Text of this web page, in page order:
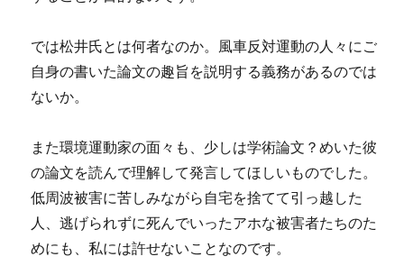
では松井氏とは何者なのか。風車反対運動の人々にご
自身の書いた論文の趣旨を説明する義務があるのでは
ないか。
また環境運動家の面々も、少しは学術論文？めいた彼
の論文を読んで理解して発言してほしいものでした。
低周波被害に苦しみながら自宅を捨てて引っ越した
人、逃げられずに死んでいったアホな被害者たちのた
めにも、私には許せないことなのです。